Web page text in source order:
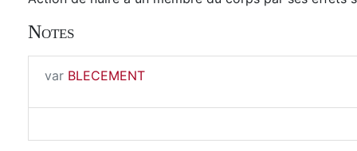
Notes
var BLECEMENT